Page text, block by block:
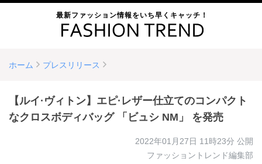
最新ファッション情報をいち早くキャッチ！
ホーム プレスリリース
【ルイ·ヴィトン】エピ·レザー仕立てのコンパクト
なクロスボディバッグ 「ビュシ NM」 を発売
2022年01月27日 11時23分 公開
ファッショントレンド編集部